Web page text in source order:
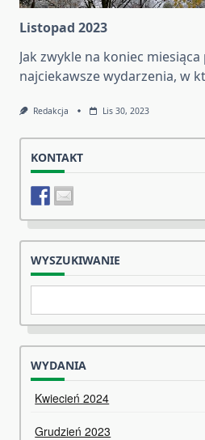
Listopad 2023
Jak zwykle na koniec
najciekawsze wydarzenia, w
Redakcja Lis 30, 2023
KONTAKT
WYSZUKIWANIE
Search
WYDANIA
Kwiecień 2024
Grudzień 2023